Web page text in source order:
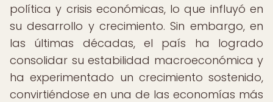
política y crisis económicas, lo que influyó en
su desarrollo y crecimiento. Sin embargo, en
las últimas décadas, el país ha logrado
consolidar su estabilidad macroeconómica y
ha experimentado un crecimiento sostenido,
convirtiéndose en una de las economías más